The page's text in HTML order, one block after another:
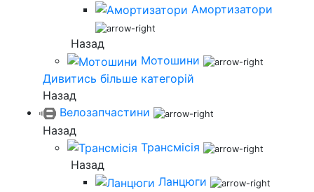
Амортизатори
Назад
Мотошини
Дивитись більше категорій
Назад
Велозапчастини
Назад
Трансмісія
Назад
Ланцюги